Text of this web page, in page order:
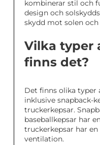
kombinerar stil och
design och
skydd mot solen
Vilka typer
finns det?
Det finns olika typer
inklusive snapback-
truckerkepsar.
baseballkepsar har
truckerkepsar har
ventilation.